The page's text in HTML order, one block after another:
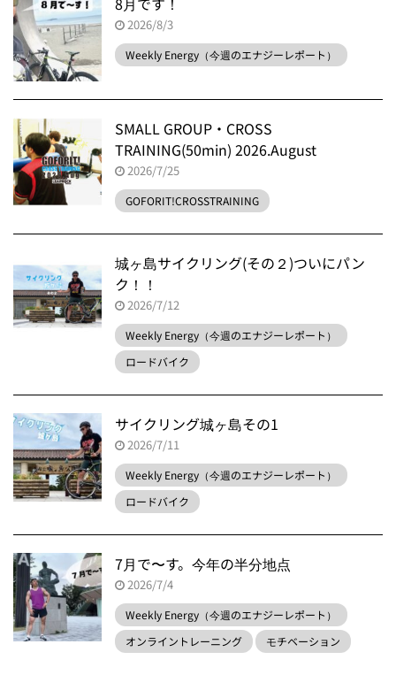
2026/8/3
Weekly Energy（今週のエナジーレポート）
SMALL GROUP・CROSS
TRAINING(50min) 2026.August
2026/7/25
GOFORIT!CROSSTRAINING
城ヶ島サイクリング(その２)ついにパン
ク！！
2026/7/12
Weekly Energy（今週のエナジーレポート）
ロードバイク
サイクリング城ヶ島その1
2026/7/11
Weekly Energy（今週のエナジーレポート）
ロードバイク
7月で〜す。今年の半分地点
2026/7/4
Weekly Energy（今週のエナジーレポート）
オンライントレーニング
モチベーション